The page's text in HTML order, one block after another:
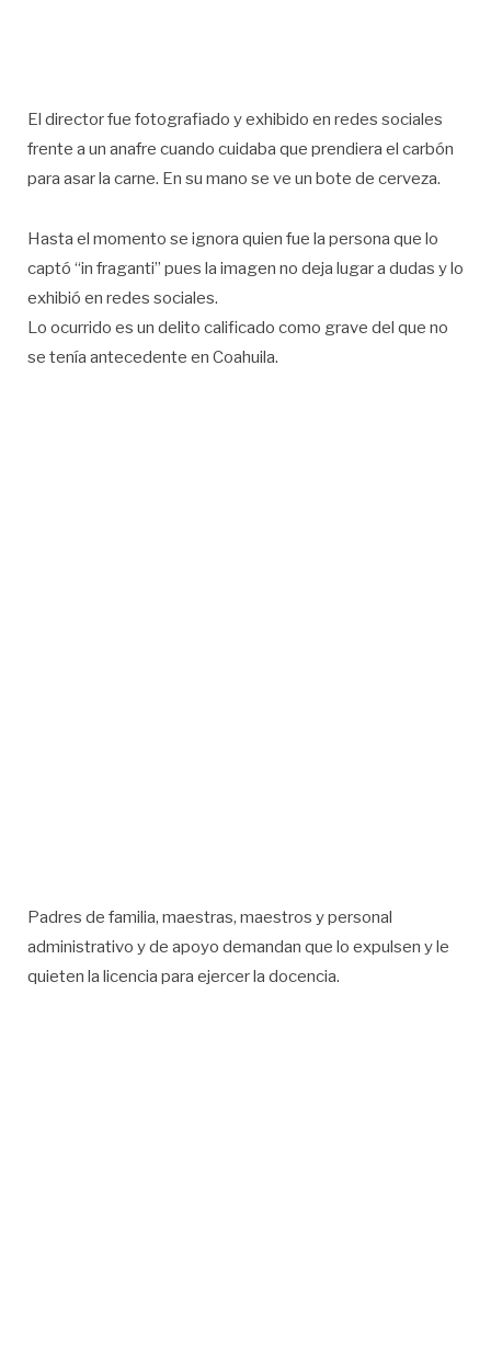
El director fue fotografiado y exhibido en redes sociales
frente a un anafre cuando cuidaba que prendiera el carbón
para asar la carne. En su mano se ve un bote de cerveza.
Hasta el momento se ignora quien fue la persona que lo
captó “in fraganti” pues la imagen no deja lugar a dudas y lo
exhibió en redes sociales.
Lo ocurrido es un delito calificado como grave del que no
se tenía antecedente en Coahuila.
Padres de familia, maestras, maestros y personal
administrativo y de apoyo demandan que lo expulsen y le
quieten la licencia para ejercer la docencia.